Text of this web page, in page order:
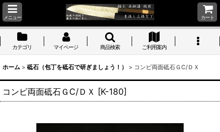
メニュー カート
カテゴリ マイページ 商品検索 ご利用案内
ホーム > 砥石（包丁を砥石で研ぎましょう！） > コンビ両面砥石ＧC/ＤＸ
コンビ両面砥石ＧC/ＤＸ [K-180]